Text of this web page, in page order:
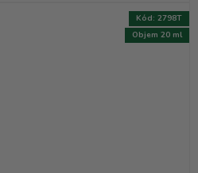
Objem 20 ml
Kód: 2798T